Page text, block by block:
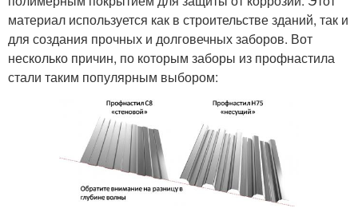
материал используется как в строительстве зданий, так и
для создания прочных и долговечных заборов. Вот
несколько причин, по которым заборы из профнастила
стали таким популярным выбором: